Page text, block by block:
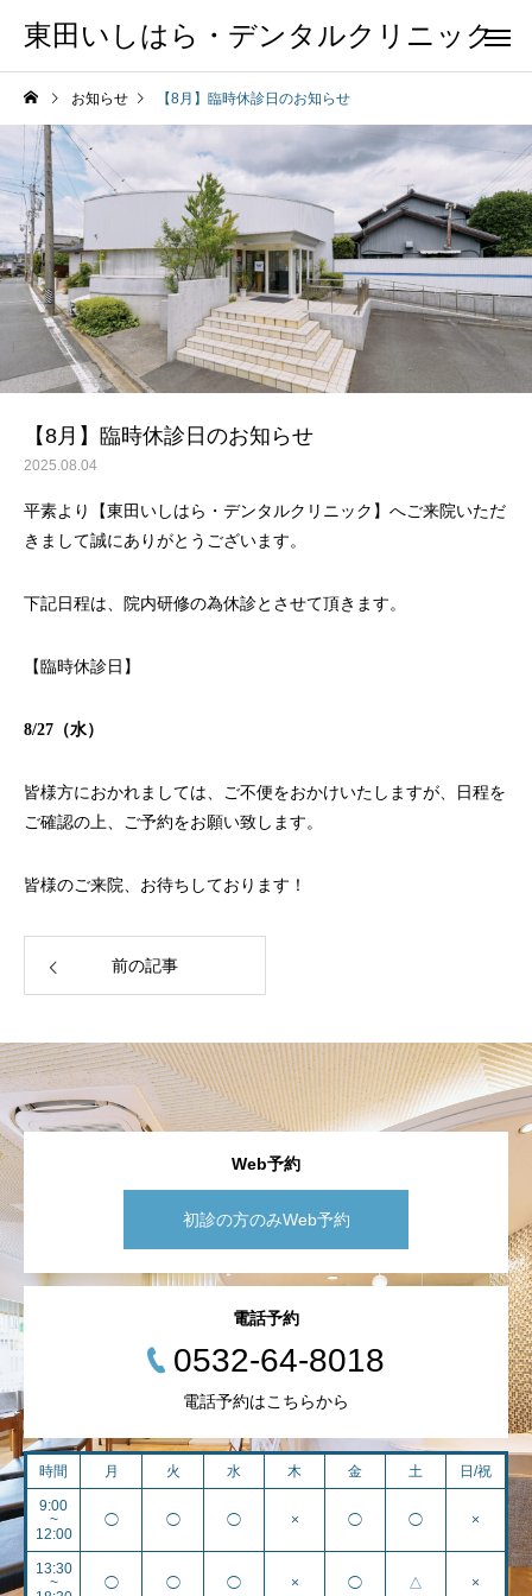
東田いしはら・デンタルクリニック
お知らせ 【8月】臨時休診日のお知らせ
【8月】臨時休診日のお知らせ
2025.08.04
平素より【東田いしはら・デンタルクリニック】へご来院いただ
きまして誠にありがとうございます。
下記日程は、院内研修の為休診とさせて頂きます。
【臨時休診日】
8/27（水）
皆様方におかれましては、ご不便をおかけいたしますが、日程を
ご確認の上、ご予約をお願い致します。
皆様のご来院、お待ちしております！
前の記事
Web予約
初診の方のみWeb予約
電話予約
0532-64-8018
電話予約はこちらから
時間 月 火 水 木 金 土 日/祝
9:00
~
12:00
◯ ◯ ◯ × ◯ ◯ ×
13:30
~
◯ ◯ ◯ × ◯ △ ×